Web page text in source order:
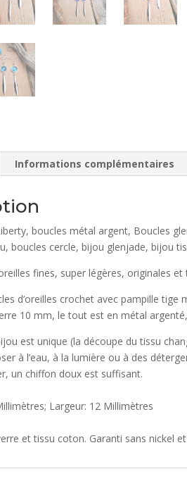
Informations complémentaires
boucles métal argent, Boucles
boucles cercle, bijou glenjade, bijou
fines, super légères, originales et
d’oreilles crochet avec pampille
10 mm, le tout est en métal
est unique (la découpe du tissu
à l’eau, à la lumière ou à des
un chiffon doux est suffisant.
Largeur: 12 Millimètres
et tissu coton. Garanti sans nickel